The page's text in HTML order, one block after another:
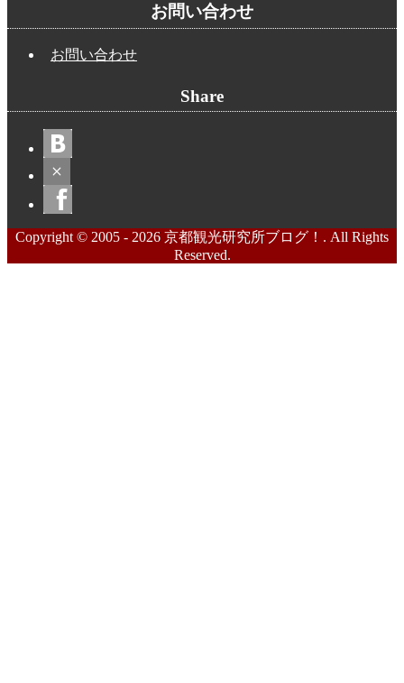
お問い合わせ
お問い合わせ
Share
Copyright © 2005 - 2026 京都観光研究所ブログ！. All Rights
Reserved.